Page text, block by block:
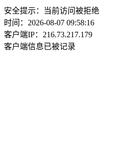
安全提示：当前访问被拒绝
时间：2026-08-07 09:58:16
客户端IP：216.73.217.179
客户端信息已被记录